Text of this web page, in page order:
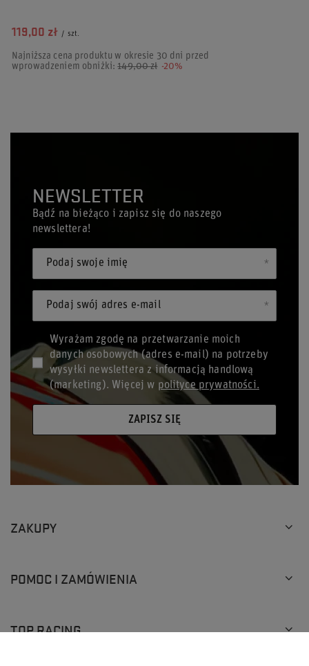
119,00 zł / szt.
Najniższa cena produktu w okresie 30 dni przed
wprowadzeniem obniżki:149,00 zł -20%
NEWSLETTER
Bądź na bieżąco i zapisz się do naszego
newslettera!
Podaj swoje imię
Podaj swój adres e-mail
Wyrażam zgodę na przetwarzanie moich
danych osobowych (adres e-mail) na potrzeby
wysyłki newslettera z informacją handlową
(marketing). Więcej w polityce prywatności.
ZAPISZ SIĘ
ZAKUPY
POMOC I ZAMÓWIENIA
TOP RACING